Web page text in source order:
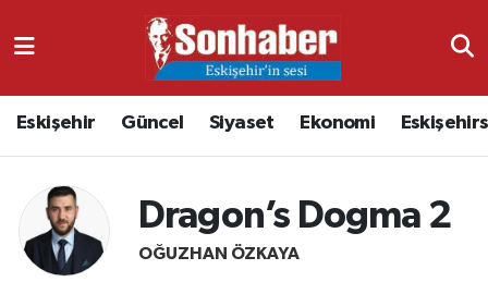
Eskişehir Güncel Siyaset Ekonomi
Dragon’s Dogma 2
OĞUZHAN ÖZKAYA
Ekonomi
Güncel
Nöbetçi Eczaneler
Namaz Vakitleri
Trafik Durumu